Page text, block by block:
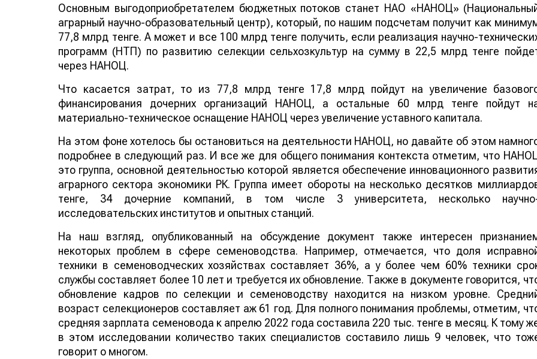
Основным выгодоприобретателем бюджетных потоков станет НАО «НАНОЦ»
аграрный научно-образовательный центр), который, по нашим подсчетам получит как
77,8 млрд тенге. А может и все 100 млрд тенге получить, если реализация научно-
программ (НТП) по развитию селекции сельхозкультур на сумму в 22,5 млрд тенге
через НАНОЦ.
Что касается затрат, то из 77,8 млрд тенге 17,8 млрд пойдут на увеличение
финансирования дочерних организаций НАНОЦ, а остальные 60 млрд тенге пойдут
материально-техническое оснащение НАНОЦ через увеличение уставного капитала.
На этом фоне хотелось бы остановиться на деятельности НАНОЦ, но давайте об этом
подробнее в следующий раз. И все же для общего понимания контекста отметим, что
это группа, основной деятельностью которой является обеспечение инновационного
аграрного сектора экономики РК. Группа имеет обороты на несколько десятков
тенге, 34 дочерние компаний, в том числе 3 университета, несколько
исследовательских институтов и опытных станций.
На наш взгляд, опубликованный на обсуждение документ также интересен
некоторых проблем в сфере семеноводства. Например, отмечается, что доля
техники в семеноводческих хозяйствах составляет 36%, а у более чем 60% техники
службы составляет более 10 лет и требуется их обновление. Также в документе говорится,
обновление кадров по селекции и семеноводству находится на низком уровне.
возраст селекционеров составляет аж 61 год. Для полного понимания проблемы, отметим,
средняя зарплата семеновода к апрелю 2022 года составила 220 тыс. тенге в месяц. К тому
в этом исследовании количество таких специалистов составило лишь 9 человек, что
говорит о многом.